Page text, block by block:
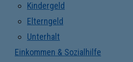
Kindergeld
Elterngeld
Unterhalt
Einkommen & Sozialhilfe